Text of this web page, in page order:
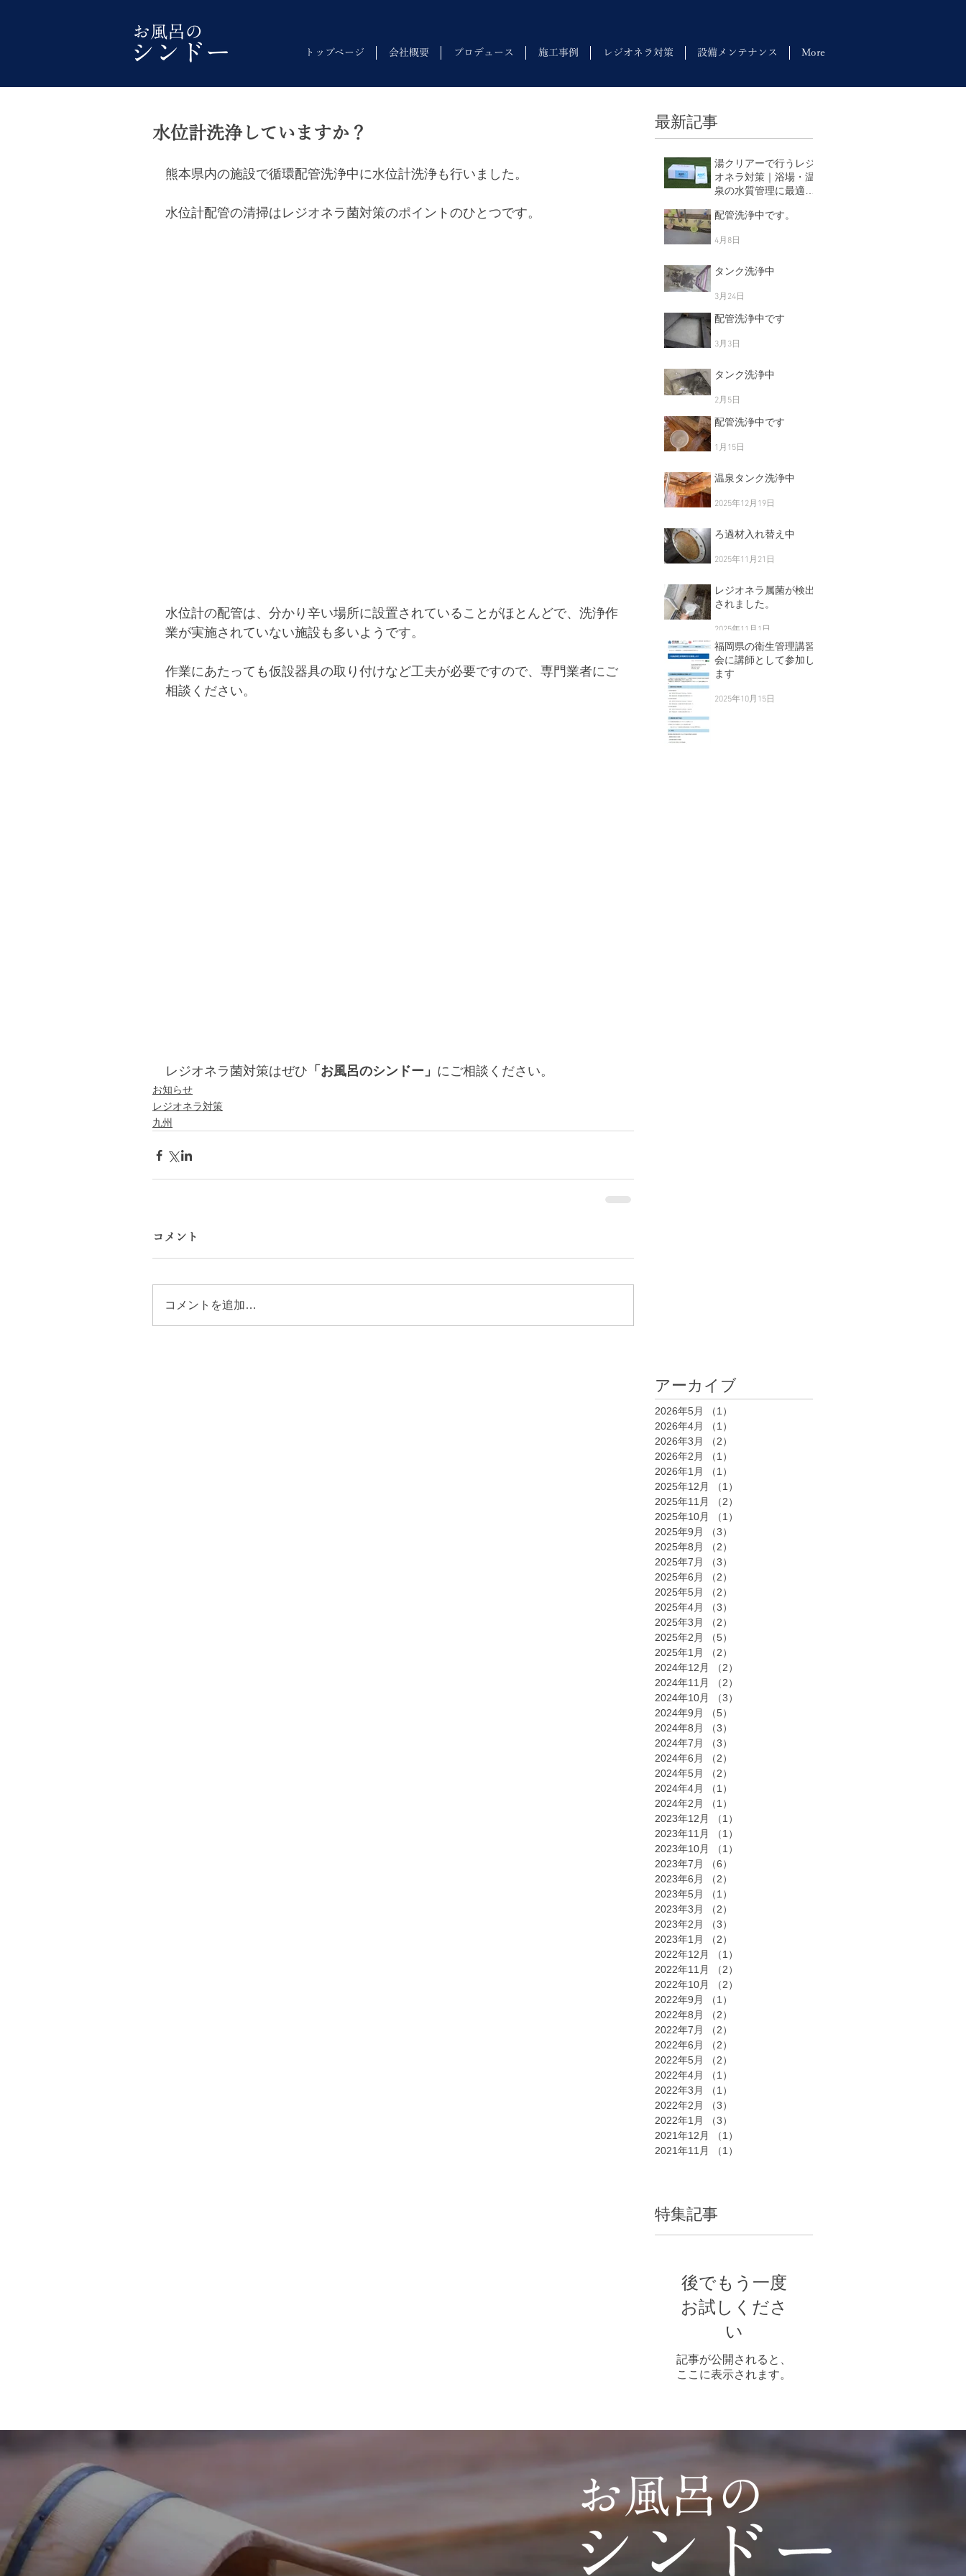
トップページ 会社概要 プロデュース 施工事例 レジオネラ対策 設備メンテナンス More
水位計洗浄していますか？
熊本県内の施設で循環配管洗浄中に水位計洗浄も行いました。
水位計配管の清掃はレジオネラ菌対策のポイントのひとつです。
水位計の配管は、分かり辛い場所に設置されていることがほとんどで、洗浄作
業が実施されていない施設も多いようです。
作業にあたっても仮設器具の取り付けなど工夫が必要ですので、専門業者にご
相談ください。
レジオネラ菌対策はぜひ 「お風呂のシンドー」 にご相談ください。
お知らせ
レジオネラ対策
九州
コメント
コメントを追加…
最新記事
湯クリアーで行うレジ
オネラ対策｜浴場・温
泉の水質管理に最適な
5月11日
配管洗浄中です。
4月8日
タンク洗浄中
3月24日
配管洗浄中です
3月3日
タンク洗浄中
2月5日
配管洗浄中です
1月15日
温泉タンク洗浄中
2025年12月19日
ろ過材入れ替え中
2025年11月21日
レジオネラ属菌が検出
されました。
2025年11月1日
福岡県の衛生管理講習
会に講師として参加し
ます
2025年10月15日
アーカイブ
2026年5月 （1）
2026年4月
（1）
2026年3月
（2）
2026年2月
（1）
2026年1月
（1）
2025年12月
（1）
2025年11月
（2）
2025年10月
（1）
2025年9月
（3）
2025年8月
（2）
2025年7月
（3）
2025年6月
（2）
2025年5月
（2）
2025年4月
（3）
2025年3月
（2）
2025年2月
（5）
2025年1月
（2）
2024年12月
（2）
2024年11月
（2）
2024年10月
（3）
2024年9月
（5）
2024年8月
（3）
2024年7月
（3）
2024年6月
（2）
2024年5月
（2）
2024年4月
（1）
2024年2月
（1）
2023年12月
（1）
2023年11月
（1）
2023年10月
（1）
2023年7月
（6）
2023年6月
（2）
2023年5月
（1）
2023年3月
（2）
2023年2月
（3）
2023年1月
（2）
2022年12月
（1）
2022年11月
（2）
2022年10月
（2）
2022年9月
（1）
2022年8月
（2）
2022年7月
（2）
2022年6月
（2）
2022年5月
（2）
2022年4月
（1）
2022年3月
（1）
2022年2月
（3）
2022年1月
（3）
2021年12月
（1）
2021年11月
（1）
特集記事
後でもう一度
お試しくださ
い
記事が公開されると、
ここに表示されます。